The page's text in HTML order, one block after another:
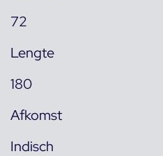
72
Lengte
180
Afkomst
Indisch